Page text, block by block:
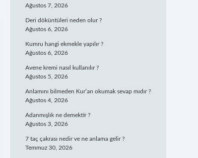
Ağustos 7, 2026
Deri döküntüleri neden olur ?
Ağustos 6, 2026
Kumru hangi ekmekle yapılır ?
Ağustos 6, 2026
Avene kremi nasıl kullanılır ?
Ağustos 5, 2026
Anlamını bilmeden Kur’an okumak sevap mıdır ?
Ağustos 4, 2026
Adanmışlık ne demektir ?
Ağustos 3, 2026
7 taç çakrası nedir ve ne anlama gelir ?
Temmuz 30, 2026